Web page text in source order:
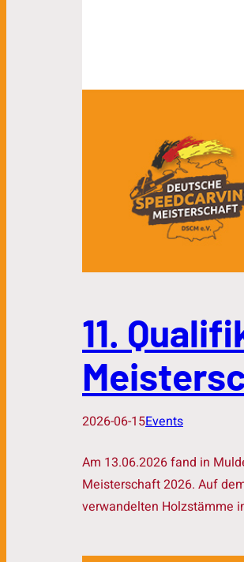
11.
2026-06-15Events
Am 13.06.2026 fand in
Meisterschaft 2026. Auf
verwandelten Holzstämme